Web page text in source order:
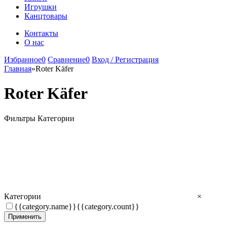
Игрушки
Канцтовары
Контакты
О нас
Избранное0 Сравнение0 Вход / Регистрация
Главная»Roter Käfer
Roter Käfer
Фильтры Категории
Категории
×
{{category.name}}{{category.count}}
Применить